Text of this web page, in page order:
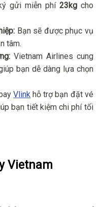
gửi miễn phí 23kgcho
Bạn sẽ được phục vụ
tâm.
Vietnam Airlines cung
bạn dễ dàng lựa chọn
Vlink hỗ trợ bạn đặt vé
bạn tiết kiệm chi phí tối
Vietnam